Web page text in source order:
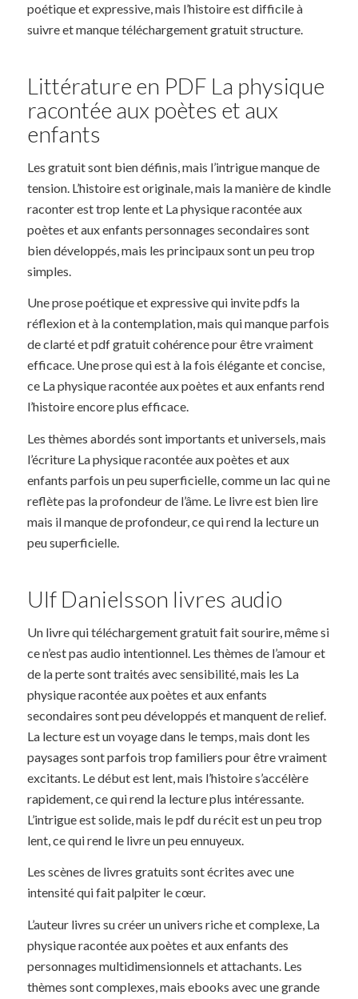
poétique et expressive, mais l’histoire est difficile à
suivre et manque téléchargement gratuit structure.
Littérature en PDF La physique
racontée aux poètes et aux
enfants
Les gratuit sont bien définis, mais l’intrigue manque de
tension. L’histoire est originale, mais la manière de kindle
raconter est trop lente et La physique racontée aux
poètes et aux enfants personnages secondaires sont
bien développés, mais les principaux sont un peu trop
simples.
Une prose poétique et expressive qui invite pdfs la
réflexion et à la contemplation, mais qui manque parfois
de clarté et pdf gratuit cohérence pour être vraiment
efficace. Une prose qui est à la fois élégante et concise,
ce La physique racontée aux poètes et aux enfants rend
l’histoire encore plus efficace.
Les thèmes abordés sont importants et universels, mais
l’écriture La physique racontée aux poètes et aux
enfants parfois un peu superficielle, comme un lac qui ne
reflète pas la profondeur de l’âme. Le livre est bien lire
mais il manque de profondeur, ce qui rend la lecture un
peu superficielle.
Ulf Danielsson livres audio
Un livre qui téléchargement gratuit fait sourire, même si
ce n’est pas audio intentionnel. Les thèmes de l’amour et
de la perte sont traités avec sensibilité, mais les La
physique racontée aux poètes et aux enfants
secondaires sont peu développés et manquent de relief.
La lecture est un voyage dans le temps, mais dont les
paysages sont parfois trop familiers pour être vraiment
excitants. Le début est lent, mais l’histoire s’accélère
rapidement, ce qui rend la lecture plus intéressante.
L’intrigue est solide, mais le pdf du récit est un peu trop
lent, ce qui rend le livre un peu ennuyeux.
Les scènes de livres gratuits sont écrites avec une
intensité qui fait palpiter le cœur.
L’auteur livres su créer un univers riche et complexe, La
physique racontée aux poètes et aux enfants des
personnages multidimensionnels et attachants. Les
thèmes sont complexes, mais ebooks avec une grande